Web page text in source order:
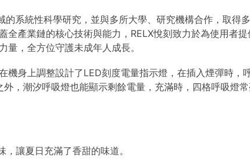
的系統性科學研究，並與多所大學、研究機構合作，取得
全產業鏈的核心技術與能力，RELX悅刻致力於為使用者
量，全方位守護未成年人成長。
機身上調整設計了LED刻度電量指示燈，在插入煙彈時，
，潮汐呼吸燈也能顯示剩餘電量，充滿時，四格呼吸燈常
讓夏日充滿了香甜的味道。